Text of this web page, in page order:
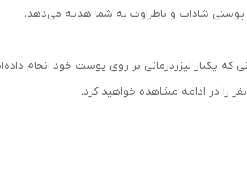
شاداب و باطراوت به شما هدیه می‌دهد.